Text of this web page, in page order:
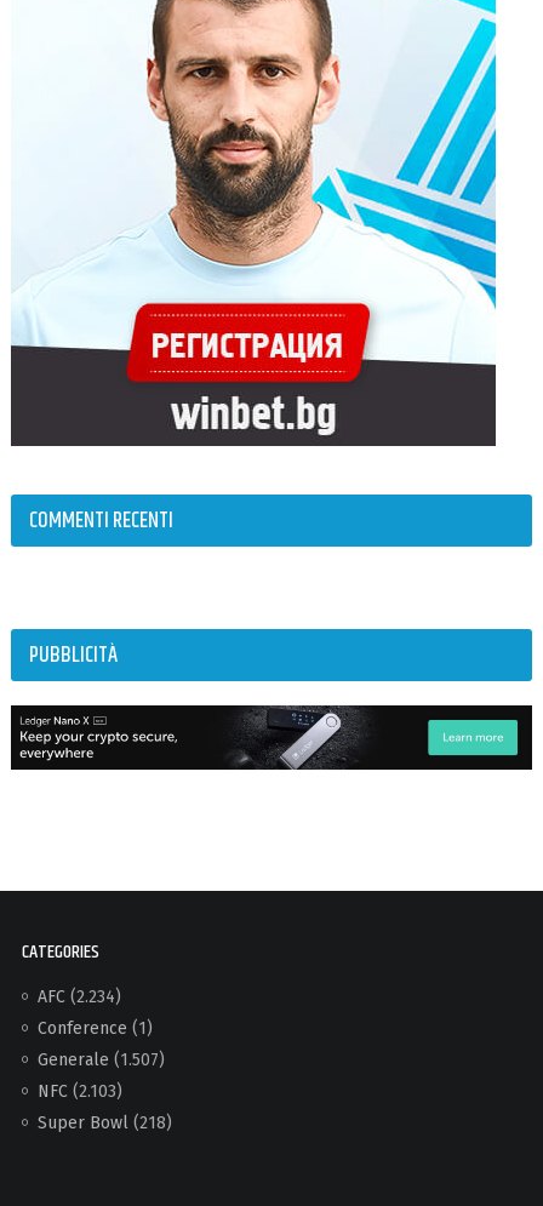
COMMENTI RECENTI
PUBBLICITÀ
CATEGORIES
AFC(2.234)
Conference (1)
Generale (1.507)
NFC(2.103)
Super Bowl(218)